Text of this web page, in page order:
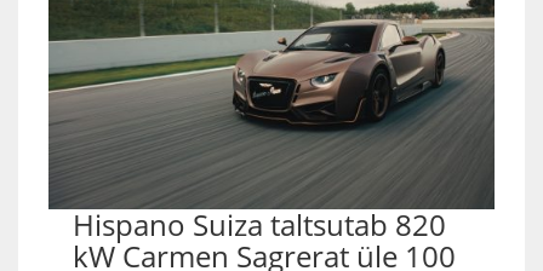
Hispano Suiza taltsutab 820
kW Carmen Sagrerat üle 100